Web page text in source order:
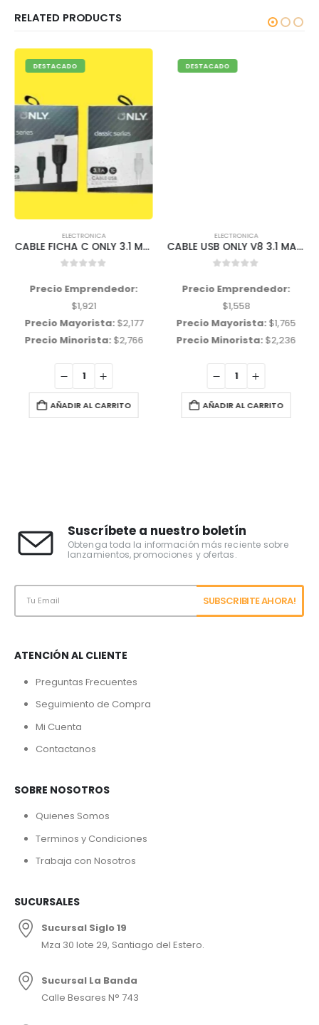
RELATED PRODUCTS
DESTACADO
ELECTRONICA
CABLE FICHA C ONLY 3.1 MOD 2012 NEGRO
Precio Emprendedor:
$1,921
Precio Mayorista: $2,177
Precio Minorista: $2,766
AÑADIR AL CARRITO
DESTACADO
ELECTRONICA
CABLE USB ONLY V8 3.1 MALLADO MOD 35
Precio Emprendedor:
$1,558
Precio Mayorista: $1,765
Precio Minorista: $2,236
AÑADIR AL CARRITO
Suscríbete a nuestro boletín
Obtenga toda la información más reciente sobre
lanzamientos, promociones y ofertas.
ATENCIÓN AL CLIENTE
Preguntas Frecuentes
Seguimiento de Compra
Mi Cuenta
Contactanos
SOBRE NOSOTROS
Quienes Somos
Terminos y Condiciones
Trabaja con Nosotros
SUCURSALES
Sucursal Siglo 19
Mza 30 lote 29, Santiago del Estero.
Sucursal La Banda
Calle Besares N° 743